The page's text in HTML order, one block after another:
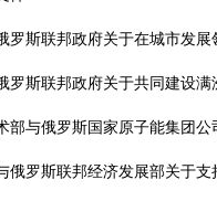
罗斯联邦政府关于在城市发
罗斯联邦政府关于共同建设
部与俄罗斯国家原子能集团
俄罗斯联邦经济发展部关于